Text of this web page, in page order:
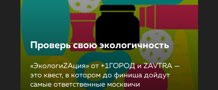
Проверь свою экологичность
«ЭкологиZAция» от +1ГОРОД и ZAVTRA —
это квест, в котором до финиша дойдут
самые ответственные москвичи